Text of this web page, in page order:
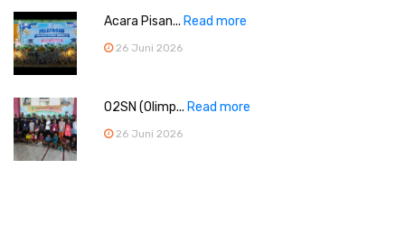
Acara Pisan... Read more
26 Juni 2026
O2SN (Olimp... Read more
26 Juni 2026